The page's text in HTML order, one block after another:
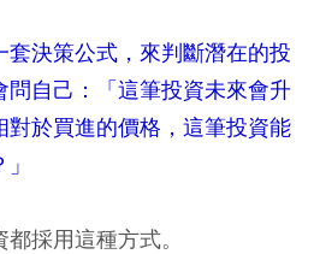
決策公式，來判斷潛在的投
問自己：「這筆投資未來會升
於買進的價格，這筆投資能
採用這種方式。